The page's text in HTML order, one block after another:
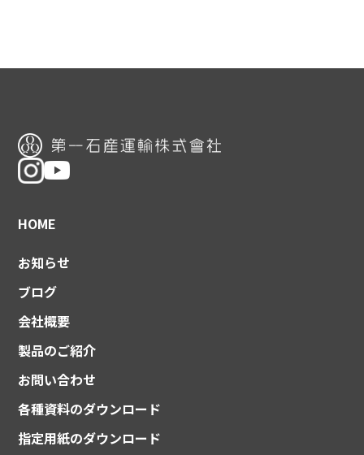
HOME
お知らせ
ブログ
会社概要
製品のご紹介
お問い合わせ
各種資料のダウンロード
指定用紙のダウンロード